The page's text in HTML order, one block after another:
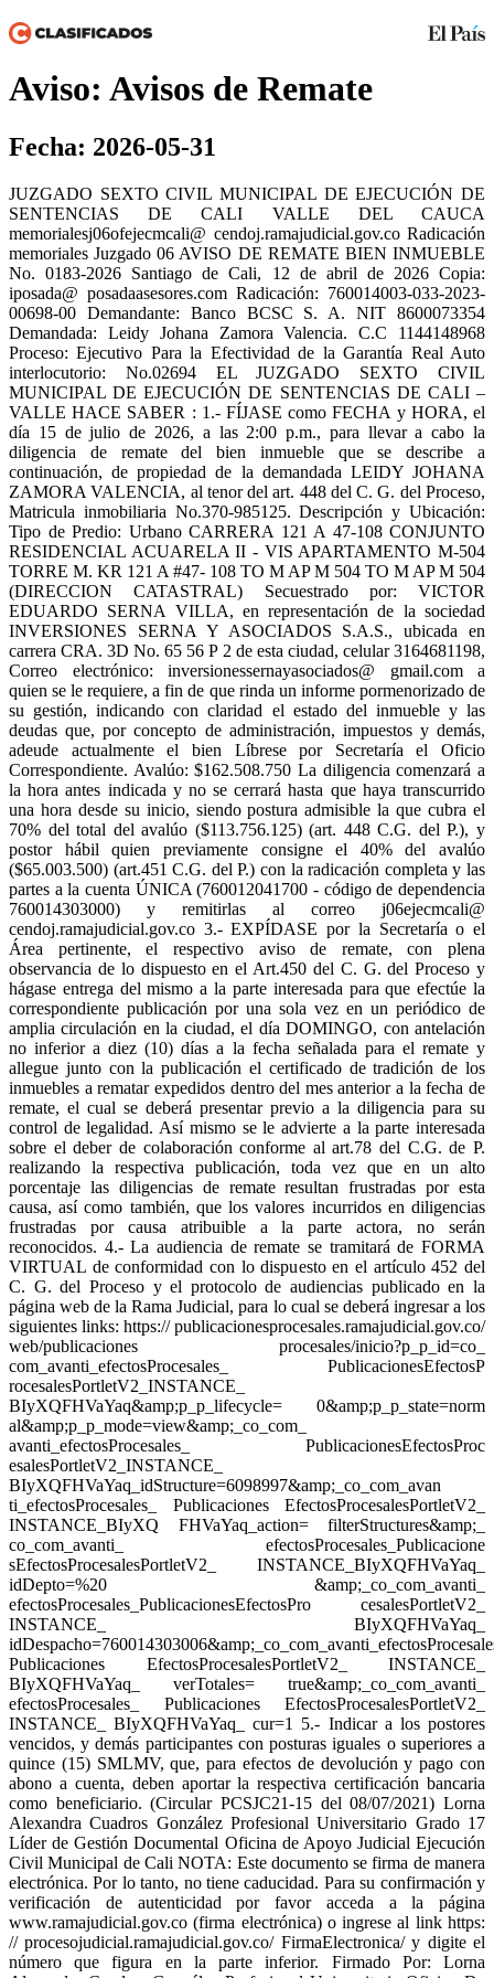
Aviso: Avisos de Remate
Fecha: 2026-05-31
JUZGADO SEXTO CIVIL MUNICIPAL DE EJECUCIÓN DE
SENTENCIAS DE CALI VALLE DEL CAUCA
memorialesj06ofejecmcali@ cendoj.ramajudicial.gov.co Radicación
memoriales Juzgado 06 AVISO DE REMATE BIEN INMUEBLE
No. 0183-2026 Santiago de Cali, 12 de abril de 2026 Copia:
iposada@ posadaasesores.com Radicación: 760014003-033-2023-
00698-00 Demandante: Banco BCSC S. A. NIT 8600073354
Demandada: Leidy Johana Zamora Valencia. C.C 1144148968
Proceso: Ejecutivo Para la Efectividad de la Garantía Real Auto
interlocutorio: No.02694 EL JUZGADO SEXTO CIVIL
MUNICIPAL DE EJECUCIÓN DE SENTENCIAS DE CALI –
VALLE HACE SABER : 1.- FÍJASE como FECHA y HORA, el
día 15 de julio de 2026, a las 2:00 p.m., para llevar a cabo la
diligencia de remate del bien inmueble que se describe a
continuación, de propiedad de la demandada LEIDY JOHANA
ZAMORA VALENCIA, al tenor del art. 448 del C. G. del Proceso,
Matricula inmobiliaria No.370-985125. Descripción y Ubicación:
Tipo de Predio: Urbano CARRERA 121 A 47-108 CONJUNTO
RESIDENCIAL ACUARELA II - VIS APARTAMENTO M-504
TORRE M. KR 121 A #47- 108 TO M AP M 504 TO M AP M 504
(DIRECCION CATASTRAL) Secuestrado por: VICTOR
EDUARDO SERNA VILLA, en representación de la sociedad
INVERSIONES SERNA Y ASOCIADOS S.A.S., ubicada en
carrera CRA. 3D No. 65 56 P 2 de esta ciudad, celular 3164681198,
Correo electrónico: inversionessernayasociados@ gmail.com a
quien se le requiere, a fin de que rinda un informe pormenorizado de
su gestión, indicando con claridad el estado del inmueble y las
deudas que, por concepto de administración, impuestos y demás,
adeude actualmente el bien Líbrese por Secretaría el Oficio
Correspondiente. Avalúo: $162.508.750 La diligencia comenzará a
la hora antes indicada y no se cerrará hasta que haya transcurrido
una hora desde su inicio, siendo postura admisible la que cubra el
70% del total del avalúo ($113.756.125) (art. 448 C.G. del P.), y
postor hábil quien previamente consigne el 40% del avalúo
($65.003.500) (art.451 C.G. del P.) con la radicación completa y las
partes a la cuenta ÚNICA (760012041700 - código de dependencia
760014303000) y remitirlas al correo j06ejecmcali@
cendoj.ramajudicial.gov.co 3.- EXPÍDASE por la Secretaría o el
Área pertinente, el respectivo aviso de remate, con plena
observancia de lo dispuesto en el Art.450 del C. G. del Proceso y
hágase entrega del mismo a la parte interesada para que efectúe la
correspondiente publicación por una sola vez en un periódico de
amplia circulación en la ciudad, el día DOMINGO, con antelación
no inferior a diez (10) días a la fecha señalada para el remate y
allegue junto con la publicación el certificado de tradición de los
inmuebles a rematar expedidos dentro del mes anterior a la fecha de
remate, el cual se deberá presentar previo a la diligencia para su
control de legalidad. Así mismo se le advierte a la parte interesada
sobre el deber de colaboración conforme al art.78 del C.G. de P.
realizando la respectiva publicación, toda vez que en un alto
porcentaje las diligencias de remate resultan frustradas por esta
causa, así como también, que los valores incurridos en diligencias
frustradas por causa atribuible a la parte actora, no serán
reconocidos. 4.- La audiencia de remate se tramitará de FORMA
VIRTUAL de conformidad con lo dispuesto en el artículo 452 del
C. G. del Proceso y el protocolo de audiencias publicado en la
página web de la Rama Judicial, para lo cual se deberá ingresar a los
siguientes links: https:// publicacionesprocesales.ramajudicial.gov.co/
web/publicaciones procesales/inicio?p_p_id=co_
com_avanti_efectosProcesales_ PublicacionesEfectosP
rocesalesPortletV2_INSTANCE_
BIyXQFHVaYaq&amp;p_p_lifecycle= 0&amp;p_p_state=norm
al&amp;p_p_mode=view&amp;_co_com_
avanti_efectosProcesales_ PublicacionesEfectosProc
esalesPortletV2_INSTANCE_
BIyXQFHVaYaq_idStructure=6098997&amp;_co_com_avan
ti_efectosProcesales_ Publicaciones EfectosProcesalesPortletV2_
INSTANCE_BIyXQ FHVaYaq_action= filterStructures&amp;_
co_com_avanti_ efectosProcesales_Publicacione
sEfectosProcesalesPortletV2_ INSTANCE_BIyXQFHVaYaq_
idDepto=%20 &amp;_co_com_avanti_
efectosProcesales_PublicacionesEfectosPro cesalesPortletV2_
INSTANCE_ BIyXQFHVaYaq_
Publicaciones EfectosProcesalesPortletV2_ INSTANCE_
BIyXQFHVaYaq_ verTotales= true&amp;_co_com_avanti_
efectosProcesales_ Publicaciones EfectosProcesalesPortletV2_
INSTANCE_ BIyXQFHVaYaq_ cur=1 5.- Indicar a los postores
vencidos, y demás participantes con posturas iguales o superiores a
quince (15) SMLMV, que, para efectos de devolución y pago con
abono a cuenta, deben aportar la respectiva certificación bancaria
como beneficiario. (Circular PCSJC21-15 del 08/07/2021) Lorna
Alexandra Cuadros González Profesional Universitario Grado 17
Líder de Gestión Documental Oficina de Apoyo Judicial Ejecución
Civil Municipal de Cali NOTA: Este documento se firma de manera
electrónica. Por lo tanto, no tiene caducidad. Para su confirmación y
verificación de autenticidad por favor acceda a la página
www.ramajudicial.gov.co (firma electrónica) o ingrese al link https:
// procesojudicial.ramajudicial.gov.co/ FirmaElectronica/ y digite el
número que figura en la parte inferior. Firmado Por: Lorna